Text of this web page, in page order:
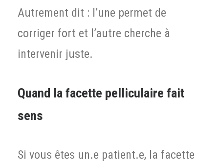
Autrement dit : l’une permet de
corriger fort et l’autre cherche à
intervenir juste.
Quand la facette pelliculaire fait
sens
Si vous êtes un.e patient.e, la facette